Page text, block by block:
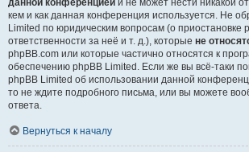
данной конференцией и не может нести никакой
кем и как данная конференция используется. Не
Limited по юридическим вопросам (о приостановке
ответственности за неё и т. д.), которые не
phpBB.com или которые частично относятся к
обеспечению phpBB Limited. Если же вы всё-таки
phpBB Limited об использовании данной
то не ждите подробного письма, или вы можете
ответа.
Вернуться к началу